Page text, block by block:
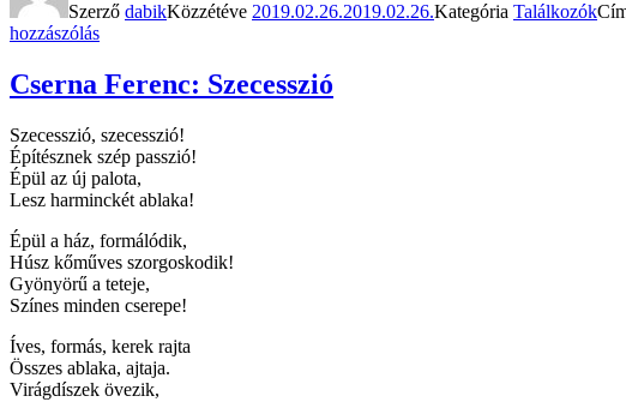
Szerző dabikKözzétéve 2019.02.26.2019.02.26.Kategória Találkozók
hozzászólás
Cserna Ferenc: Szecesszió
Szecesszió, szecesszió!
Építésznek szép passzió!
Épül az új palota,
Lesz harminckét ablaka!
Épül a ház, formálódik,
Húsz kőműves szorgoskodik!
Gyönyörű a teteje,
Színes minden cserepe!
Íves, formás, kerek rajta
Összes ablaka, ajtaja.
Virágdíszek övezik,